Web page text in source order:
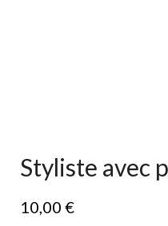
Styliste avec
10,00 €